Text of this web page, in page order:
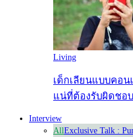
Living
เด็กเลียนแบบคอ
แน่ที่ต้องรับผิดชอบ
Interview
AllExclusive Talk :